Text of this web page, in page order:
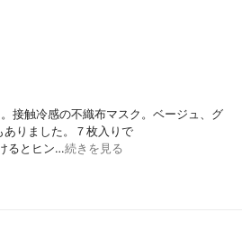
接触冷感の不織布マスク。ベージュ、グ
ありました。７枚入りで
るとヒン…続きを見る